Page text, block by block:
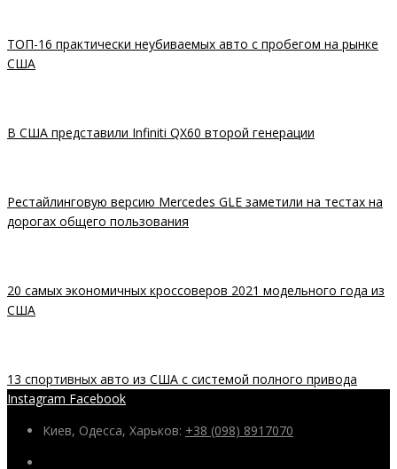
ТОП-16 практически неубиваемых авто с пробегом на рынке
США
В США представили Infiniti QX60 второй генерации
Рестайлинговую версию Mercedes GLE заметили на тестах на
дорогах общего пользования
20 самых экономичных кроссоверов 2021 модельного года из
США
13 спортивных авто из США с системой полного привода
Instagram Facebook
Киев, Одесса, Харьков: +38 (098) 8917070